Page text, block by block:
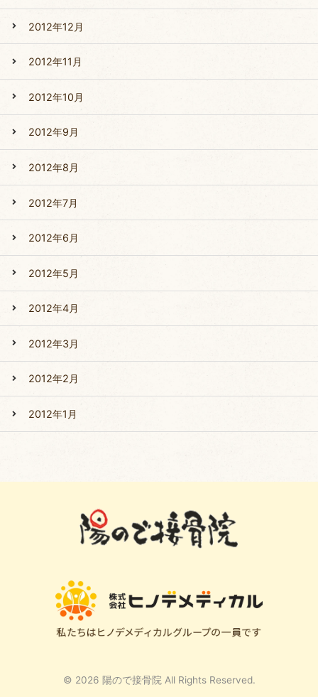
2012年12月
2012年11月
2012年10月
2012年9月
2012年8月
2012年7月
2012年6月
2012年5月
2012年4月
2012年3月
2012年2月
2012年1月
© 2026 陽ので接骨院 All Rights Reserved.